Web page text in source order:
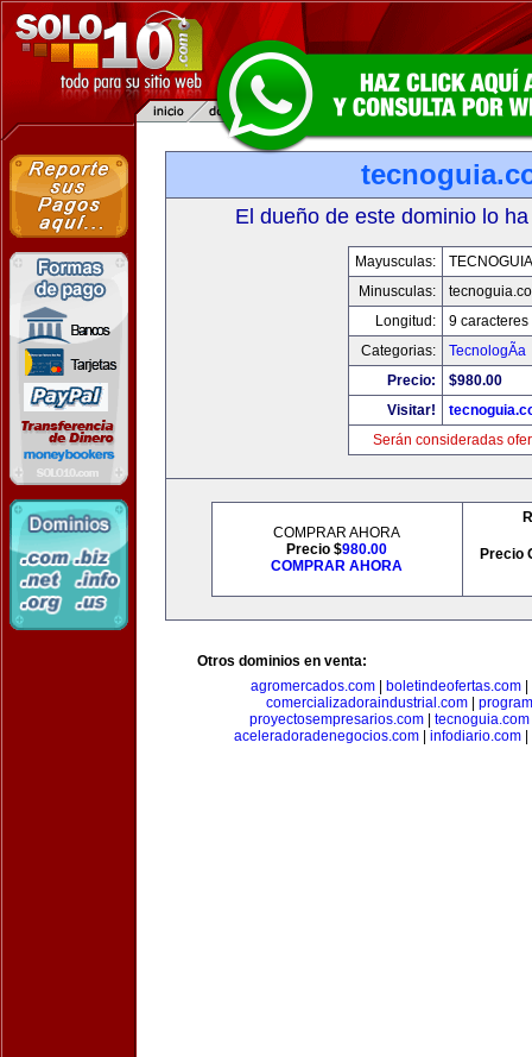
El dueño de este dominio lo
Mayusculas:
Minusculas:
Longitud:
9 caracteres
Categorias:
TecnologÃ­a
Precio:
$980.00
Visitar!
Serán consideradas
COMPRAR AHORA
Precio $980.00
COMPRAR AHORA
Precio
Otros dominios en venta:
agromercados.com
boletindeofertas.com
comercializadoraindustrial.com
proyectosempresarios.com
tecnoguia.com
aceleradoradenegocios.com| infodiario.com|